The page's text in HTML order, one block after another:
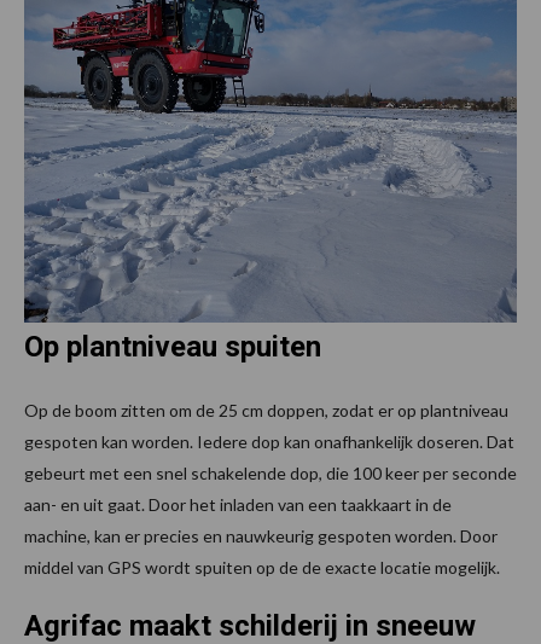
Op plantniveau spuiten
Op de boom zitten om de 25 cm doppen, zodat er op plantniveau
gespoten kan worden. Iedere dop kan onafhankelijk doseren. Dat
gebeurt met een snel schakelende dop, die 100 keer per seconde
aan- en uit gaat. Door het inladen van een taakkaart in de
machine, kan er precies en nauwkeurig gespoten worden. Door
middel van GPS wordt spuiten op de de exacte locatie mogelijk.
Agrifac maakt schilderij in sneeuw